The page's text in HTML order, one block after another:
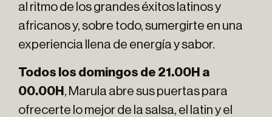
al ritmo de los grandes éxitos latinos y
africanos y, sobre todo, sumergirte en una
experiencia llena de energía y sabor.
Todos los domingos de 21.00H a
00.00H , Marula abre sus puertas para
ofrecerte lo mejor de la salsa, el latin y el